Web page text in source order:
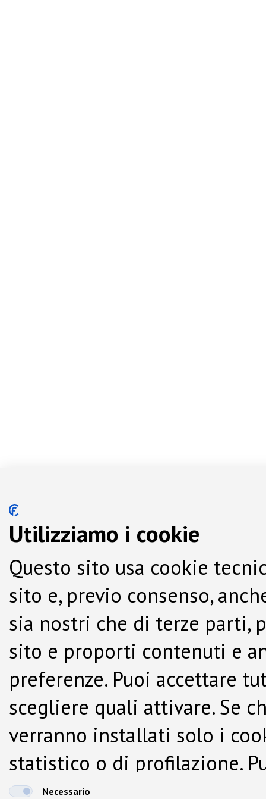
Utilizziamo i cookie
Questo sito usa cookie
sito e, previo consenso,
sia nostri che di terze parti,
sito e proporti contenuti e
preferenze. Puoi accettare
scegliere quali attivare. Se
verranno installati solo i
statistico o di profilazione.
dalla Cookie Policy.
Necessario